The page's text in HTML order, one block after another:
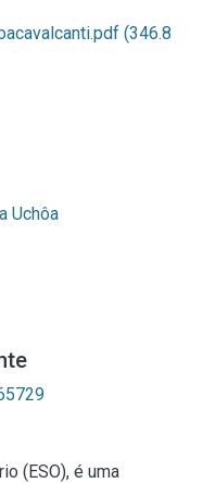
(346.8
Uchôa
(ESO), é uma